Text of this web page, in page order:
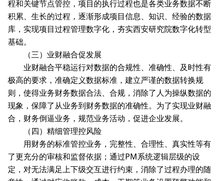
程和关键节点管控，项目的执行过程也是各类业务数据不断
积累、生长的过程，逐渐形成项目信息、知识、经验的数据
库，实现项目过程管理数字化，夯实西安研究院数字化转型
基础。
（三）业财融合促发展
业财融合平稳运行对数据的合规性、准确性、及时性有
极高的要求，准确定义数据标准，建立严谨的数据转换规
则，使得业务财务数据合法、合规，消除了人为操纵数据的
现象，保障了从业务到财务数据的准确性。为了实现业财融
合，财务倒逼业务，规范业务活动，促进企业发展。
（四）精细管理控风险
用财务的标准管控业务，完整性、合理性、真实性等有
了更充分的审核和监督依据；通过PM系统逻辑层级的设
定，对无法满足上下级交互进行约束，消除了过程办理的随